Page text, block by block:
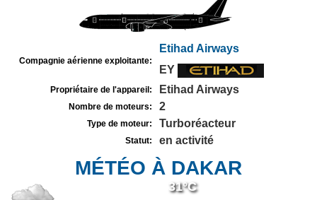
Compagnie aérienne exploitante:
Etihad Airways
EY
Propriétaire de l'appareil: Etihad Airways
Nombre de moteurs: 2
Type de moteur: Turboréacteur
Statut: en activité
MÉTÉO À DAKAR
31°C